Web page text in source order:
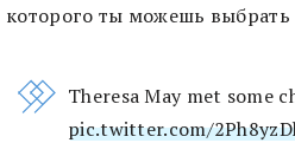
которого ты можешь выбрать
Theresa May met some
pic.twitter.com/